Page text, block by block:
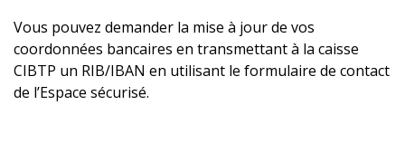
Vous pouvez demander la mise à jour de vos
coordonnées bancaires en transmettant à la caisse
CIBTP un RIB/IBAN en utilisant le formulaire de contact
de l’Espace sécurisé.